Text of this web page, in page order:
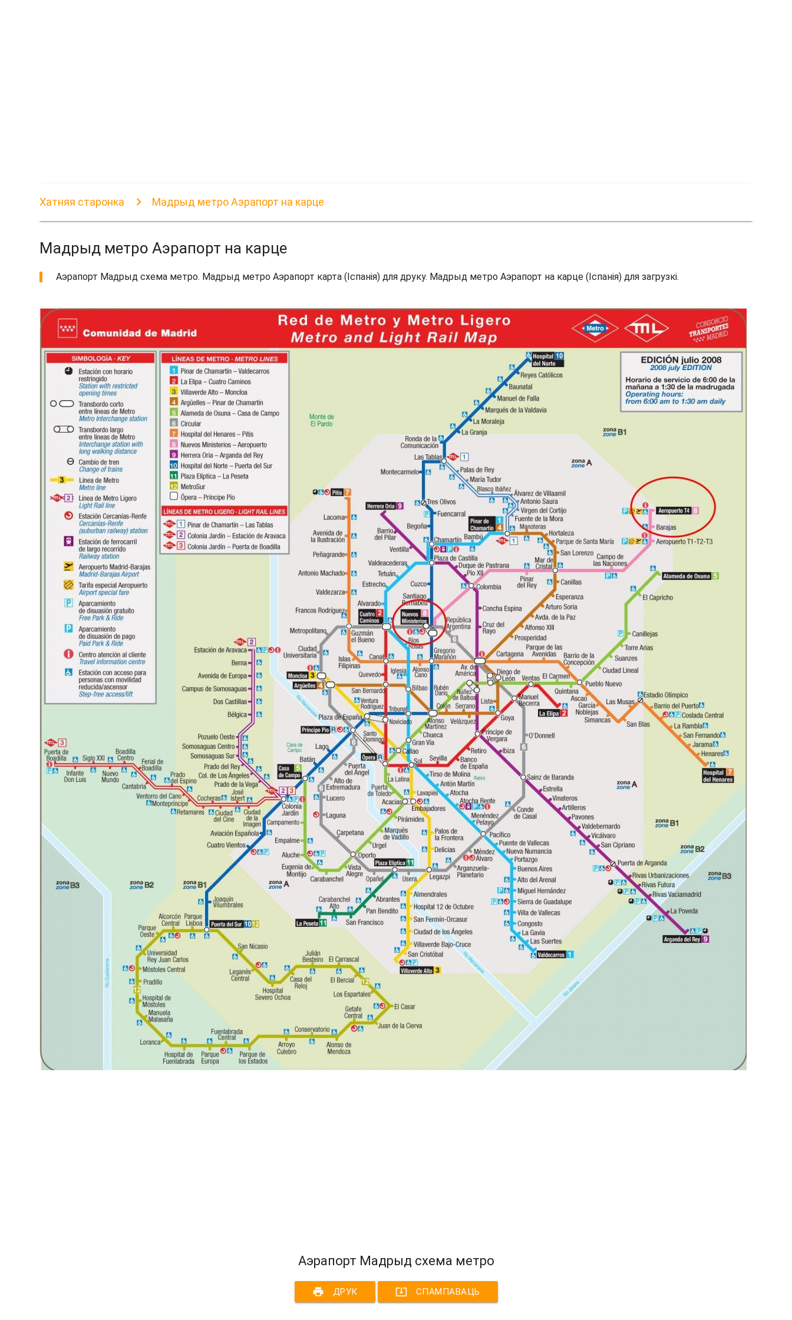
Хатняя старонка Мадрыд метро Аэрапорт на карце
Мадрыд метро Аэрапорт на карце
Аэрапорт Мадрыд схема метро. Мадрыд метро Аэрапорт карта (Іспанія) для друку. Мадрыд метро Аэрапорт на карце (Іспанія) для загрузкі.
Аэрапорт Мадрыд схема метро
print ДРУК system_update_alt СПАМПАВАЦЬ